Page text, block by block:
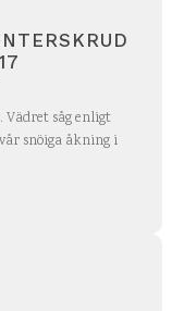
såg enligt
snöiga åkning i